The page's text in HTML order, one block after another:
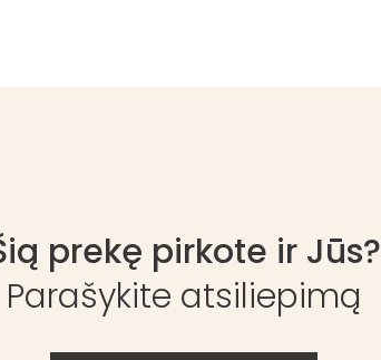
prekę pirkote ir Jūs?
Parašykite atsiliepimą